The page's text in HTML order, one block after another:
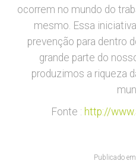
ocorrem no mundo do
mesmo. Essa
prevenção para dentro
grande parte do
produzimos a riqueza
Fonte : http://
Publicado em